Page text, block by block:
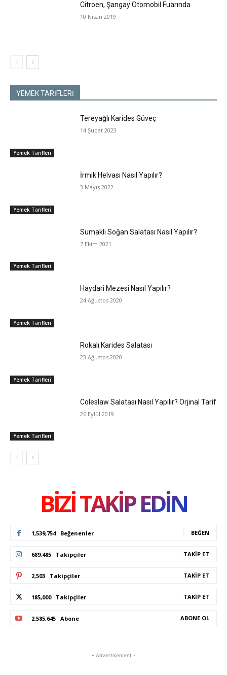
Citroen, Şangay Otomobil Fuarında
10 Nisan 2019
YEMEK TARİFLERİ
Yemek Tarifleri
Tereyağlı Karides Güveç
14 Şubat 2023
Yemek Tarifleri
İrmik Helvası Nasıl Yapılır?
3 Mayıs 2022
Yemek Tarifleri
Sumaklı Soğan Salatası Nasıl Yapılır?
7 Ekim 2021
Yemek Tarifleri
Haydari Mezesi Nasıl Yapılır?
24 Ağustos 2020
Yemek Tarifleri
Rokalı Karides Salatası
23 Ağustos 2020
Yemek Tarifleri
Coleslaw Salatası Nasıl Yapılır? Orjinal Tarif
26 Eylül 2019
BİZİ TAKİP EDİN
1,539,754 Beğenenler BEĞEN
689,485 Takipçiler TAKIP ET
2,503 Takipçiler TAKIP ET
185,000 Takipçiler TAKIP ET
2,585,645 Abone ABONE OL
- Advertisement -